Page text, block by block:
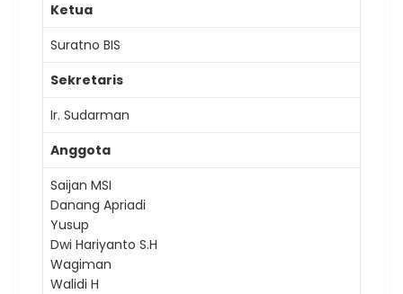
Ketua
Suratno BIS
Sekretaris
Ir. Sudarman
Anggota
Saijan MSI
Danang Apriadi
Yusup
Dwi Hariyanto S.H
Wagiman
Walidi H